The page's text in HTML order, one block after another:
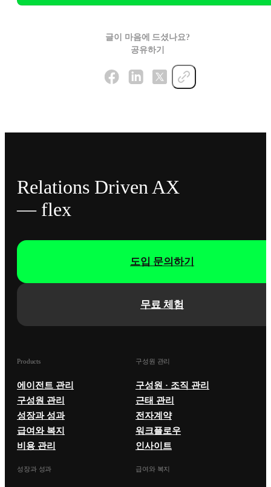
글이 마음에 드셨나요?
공유하기
Relations Driven AX
— flex
무료 체험
도입 문의하기
Products
에이전트 관리
구성원 관리
성장과 성과
급여와 복지
비용 관리
구성원 관리
구성원 · 조직 관리
근태 관리
전자계약
워크플로우
인사이트
성장과 성과 급여와 복지